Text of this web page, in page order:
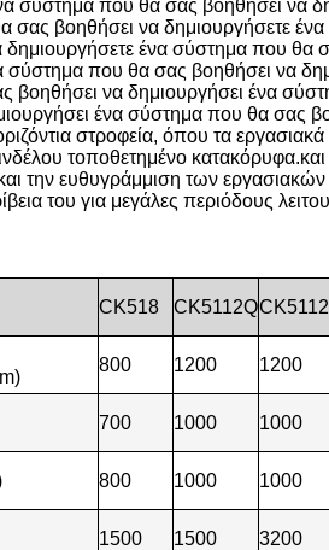
σύστημα που θα σας βοηθήσει να
σας βοηθήσει να δημιουργήσετε
ένα σύστημα που θα
σύστημα που θα σας βοηθήσει να
βοηθήσει να δημιουργήσει ένα
ένα σύστημα που θα σας
στροφεία, όπου τα εργασιακά
τοποθετημένο κατακόρυφα.και
την ευθυγράμμιση των
του για μεγάλες περιόδους
CK518 CK5112Q
800 1200 1200
700 1000 1000
800 1000 1000
1500 1500 3200